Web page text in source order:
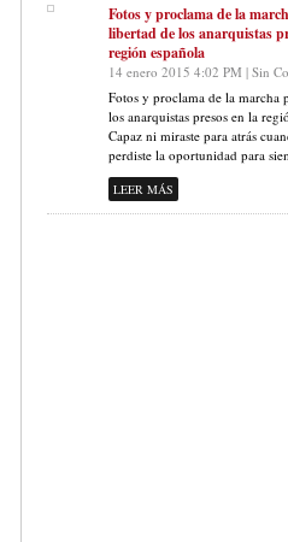
Fotos y proclama de la
libertad de los anarquistas
región española
14 enero 2015 4:02 PM | Sin
Fotos y proclama de la marcha
los anarquistas presos en la
Capaz ni miraste para atrás
perdiste la oportunidad para
LEER MÁS